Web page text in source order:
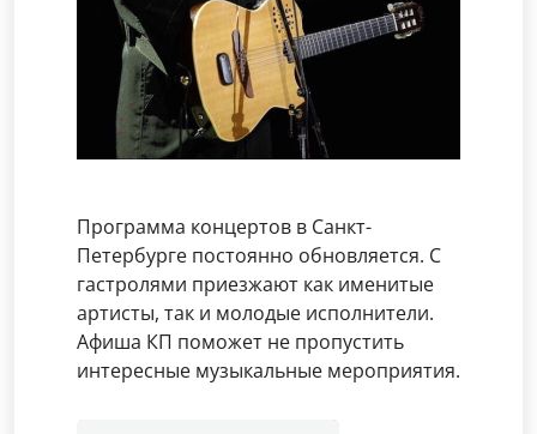
Программа концертов в Санкт-
Петербурге постоянно обновляется. С
гастролями приезжают как именитые
артисты, так и молодые исполнители.
Афиша КП поможет не пропустить
интересные музыкальные мероприятия.